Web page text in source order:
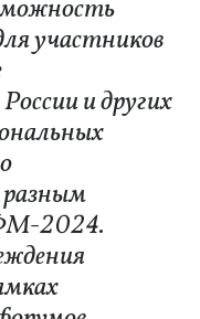
участников
и других
разным
2024.